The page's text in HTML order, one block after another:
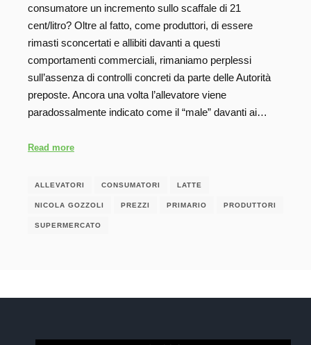
consumatore un incremento sullo scaffale di 21
cent/litro? Oltre al fatto, come produttori, di essere
rimasti sconcertati e allibiti davanti a questi
comportamenti commerciali, rimaniamo perplessi
sull’assenza di controlli concreti da parte delle Autorità
preposte. Ancora una volta l’allevatore viene
paradossalmente indicato come il “male” davanti ai…
Read more
ALLEVATORI CONSUMATORI LATTE
NICOLA GOZZOLI PREZZI PRIMARIO PRODUTTORI
SUPERMERCATO